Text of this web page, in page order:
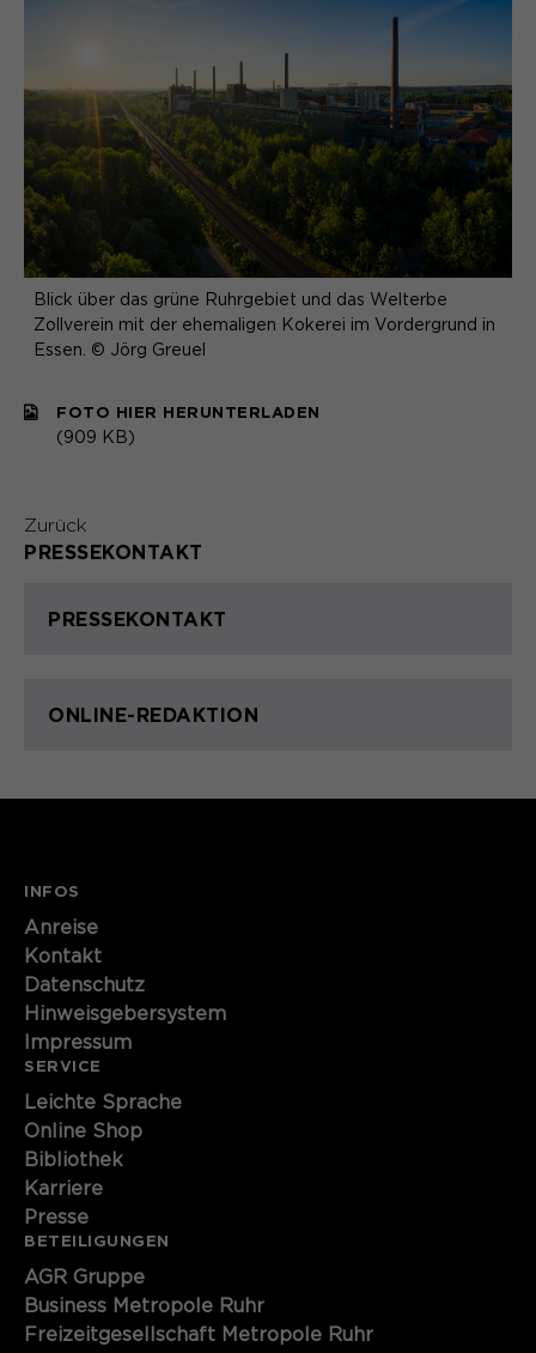
Blick über das grüne Ruhrgebiet und das Welterbe
Zollverein mit der ehemaligen Kokerei im Vordergrund in
Essen. © Jörg Greuel
FOTO HIER HERUNTERLADEN
(909 KB)
Zurück
PRESSEKONTAKT
PRESSEKONTAKT
ONLINE-REDAKTION
INFOS
Anreise
Kontakt
Datenschutz
Hinweisgebersystem
Impressum
SERVICE
Leichte Sprache
Online Shop
Bibliothek
Karriere
Presse
BETEILIGUNGEN
AGR Gruppe
Business Metropole Ruhr
Freizeitgesellschaft Metropole Ruhr